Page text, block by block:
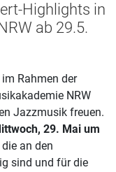
Highlights in
ab 29.5.
Rahmen der
NRW
Jazzmusik freuen.
29. Mai um
an den
sind und für die